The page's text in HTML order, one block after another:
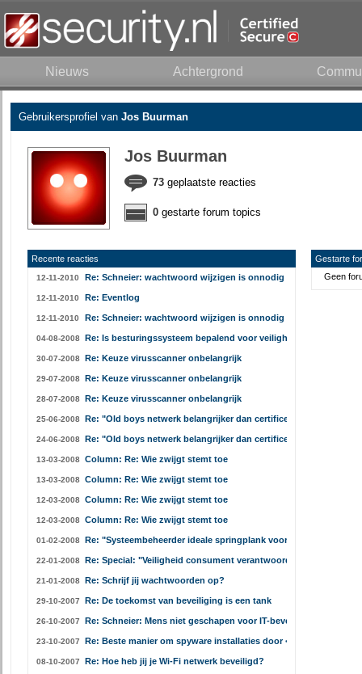
Nieuws Achtergrond
Gebruikersprofiel van Jos Buurman
Jos Buurman
73geplaatste reacties
0gestarte forum topics
Recente reacties
12-11-2010 Re: Schneier: wachtwoord wijzigen is onnodig
12-11-2010 Re: Eventlog
12-11-2010 Re: Schneier: wachtwoord wijzigen is onnodig
04-08-2008 Re: Is besturingssysteem bepalend voor veiligheid gebruiker?
30-07-2008 Re: Keuze virusscanner onbelangrijk
29-07-2008 Re: Keuze virusscanner onbelangrijk
28-07-2008 Re: Keuze virusscanner onbelangrijk
25-06-2008 Re: "Old boys netwerk belangrijker dan certificering"
24-06-2008 Re: "Old boys netwerk belangrijker dan certificering"
13-03-2008 Column: Re: Wie zwijgt stemt toe
13-03-2008 Column: Re: Wie zwijgt stemt toe
12-03-2008 Column: Re: Wie zwijgt stemt toe
12-03-2008 Column: Re: Wie zwijgt stemt toe
01-02-2008 Re: "Systeembeheerder ideale springplank voor security expert"
22-01-2008 Re: Special: "Veiligheid consument verantwoordelijkheid van
21-01-2008 Re: Schrijf jij wachtwoorden op?
29-10-2007 Re: De toekomst van beveiliging is een tank
26-10-2007 Re: Schneier: Mens niet geschapen voor IT-beveiliging
23-10-2007 Re: Beste manier om spyware installaties door <A href=http://
08-10-2007 Re: Hoe heb jij je Wi-Fi netwerk beveiligd?
Gestarte
Geen